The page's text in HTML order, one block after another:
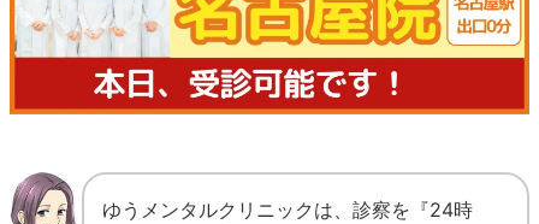
ゆうメンタルクリニックは、診察を『24時